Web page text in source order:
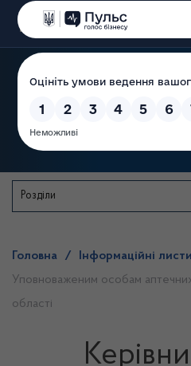
Розділи
Головна / Інформаційні листи
Уповноваженим особам аптечних
області